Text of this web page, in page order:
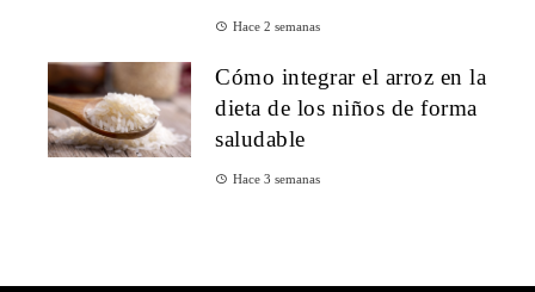
Hace 2 semanas
Cómo integrar el arroz en la
dieta de los niños de forma
saludable
Hace 3 semanas